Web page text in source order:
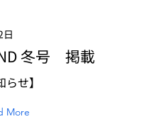
冬号 掲載
らせ】
More